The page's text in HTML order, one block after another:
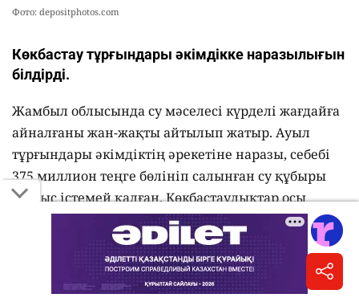
Фото: depositphotos.com
Көкбастау тұрғындары әкімдікке наразылығын
білдірді.
Жамбыл облысында су мәселесі күрделі жағдайға
айналғаны жан-жақты айтылып жатыр. Ауыл
тұрғындары әкімдіктің әрекетіне наразы, себебі
375 миллион теңге бөлініп салынған су құбыры
жұмыс істемей қалған. Көкбастаулықтар осы
жағдайдан шаршап, тіршілік нәрінен тарығып
отыр. Су тапшылығы, қаражаттың дұрыс
жұмсалмауы және ауыл инфрақұрылымының
сапасының төмендігі халықтың көңілін